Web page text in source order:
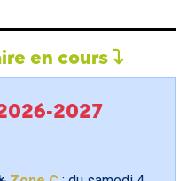
en cours
2027